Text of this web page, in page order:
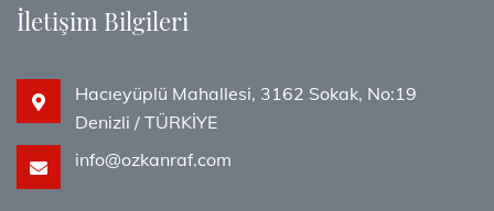
İletişim Bilgileri
Hacıeyüplü Mahallesi, 3162 Sokak, No:19
Denizli / TÜRKİYE
info@ozkanraf.com